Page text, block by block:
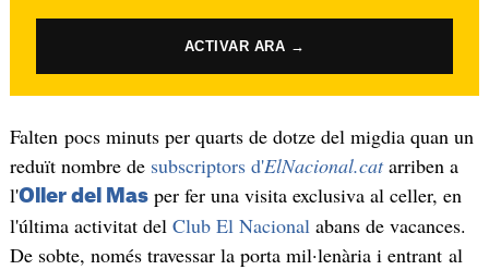
ACTIVAR ARA →
Falten pocs minuts per quarts de dotze del migdia quan un
reduït nombre de subscriptors d'ElNacional.catarriben a
l'Oller del Masper fer una visita exclusiva al celler, en
l'última activitat del Club El Nacional abans de vacances.
De sobte, només travessar la porta mil·lenària i entrant al